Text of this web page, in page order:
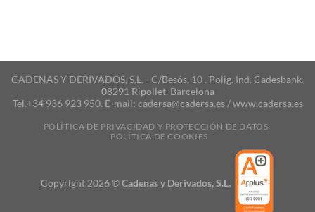
CADENAS Y DERIVADOS, S.L. - C/Besós, 10 . Polig. Ind. Cadesbank.
08291 Ripollet. Barcelona
Tel.+34 936 923 950. E-mail: cadersa@cadersa.es / www.cadersa.es
POLÍTICA DE PRIVACIDAD Y PROTECCIÓN DE DATOS
POLÍTICA DE COOKIES
Copyright 2026 ©Cadenas y Derivados, S.L.